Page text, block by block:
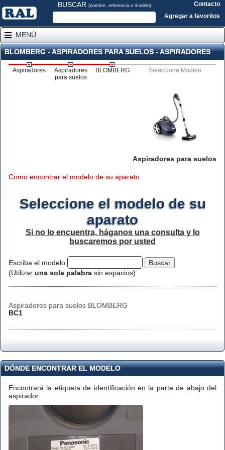
BUSCAR (nombre, referencia o modelo)
Contacto
Agregar a favoritos
MENÚ
BLOMBERG - ASPIRADORES PARA SUELOS - ASPIRADORES
Aspiradores
Aspiradores
para suelos
BLOMBERG Seleccione Modelo
Aspiradores para suelos
Como encontrar el modelo de su aparato
Seleccione el modelo de su
aparato
Si no lo encuentra, háganos una consulta y lo
buscaremos por usted
Escriba el modelo
(Utilizar una sola palabra sin espacios)
Aspiradores para suelos BLOMBERG
BC1
DÓNDE ENCONTRAR EL MODELO
Encontrará la etiqueta de identificación en la parte de abajo del
aspirador